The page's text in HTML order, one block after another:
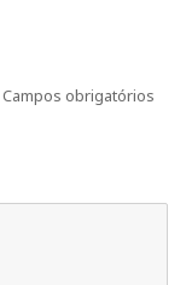
Campos obrigatórios